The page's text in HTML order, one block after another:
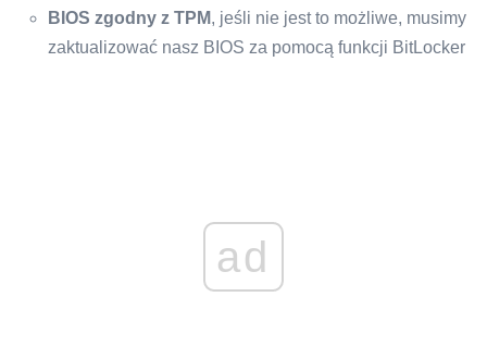
BIOS zgodny z TPM, jeśli nie jest to możliwe, musimy
zaktualizować nasz BIOS za pomocą funkcji BitLocker
ad